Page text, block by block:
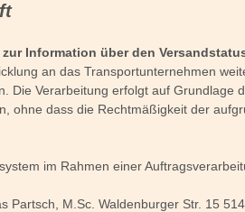
Information über den
an das Transportunternehmen
Die Verarbeitung erfolgt auf
ohne dass die Rechtmäßigkeit der
im Rahmen einer
Partsch, M.Sc. Waldenburger Str. 15